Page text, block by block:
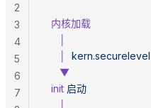
  内核加载
  kern.securelevel
     ▼
  init
启动
2
3
4
5
6
7